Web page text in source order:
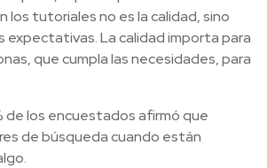
los tutoriales no es la calidad, sino
expectativas. La calidad importa para
que cumpla las necesidades, para
de los encuestados afirmó que
de búsqueda cuando están